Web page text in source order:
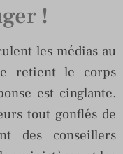
!
les médias au
retient le corps
est cinglante.
tout gonflés de
des conseillers